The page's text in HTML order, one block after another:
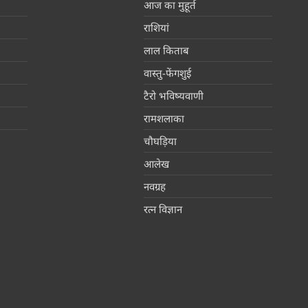
आज का मुहूर्त
राशियां
लाल किताब
वास्तु-फेंगशुई
टैरो भविष्यवाणी
रामशलाका
चौघड़िया
आलेख
नवग्रह
रत्न विज्ञान